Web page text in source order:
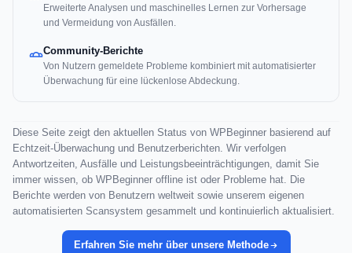
Erweiterte Analysen und maschinelles Lernen zur Vorhersage
und Vermeidung von Ausfällen.
Community-Berichte
Von Nutzern gemeldete Probleme kombiniert mit automatisierter
Überwachung für eine lückenlose Abdeckung.
Diese Seite zeigt den aktuellen Status von WPBeginner basierend auf
Echtzeit-Überwachung und Benutzerberichten. Wir verfolgen
Antwortzeiten, Ausfälle und Leistungsbeeinträchtigungen, damit Sie
immer wissen, ob WPBeginner offline ist oder Probleme hat. Die
Berichte werden von Benutzern weltweit sowie unserem eigenen
automatisierten Scansystem gesammelt und kontinuierlich aktualisiert.
Erfahren Sie mehr über unsere Methode